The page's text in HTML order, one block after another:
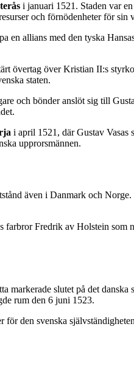
i januari 1521. Staden var
och förnödenheter för
en allians med den tyska
övertag över Kristian II:s
staten.
och bönder anslöt sig till
i april 1521, där Gustav Vasas
upprorsmännen.
även i Danmark och
farbror Fredrik av Holstein
markerade slutet på det
rum den 6 juni 1523.
den svenska